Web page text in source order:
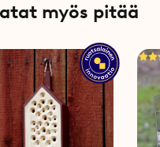
myös pitää